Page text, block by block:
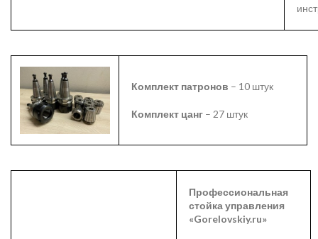
Комплект патронов – 10 штук
Комплект цанг – 27 штук
Профессиональная
стойка управления
«Gorelovskiy.ru»